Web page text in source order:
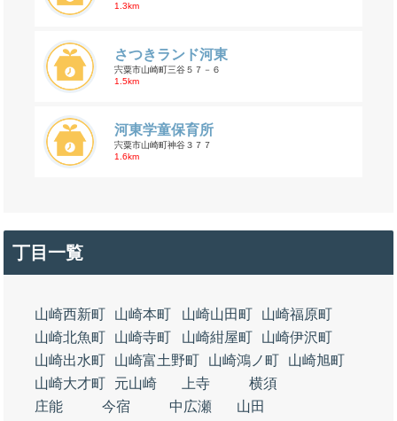
1.3km
さつきランド河東
宍粟市山崎町三谷５７－６
1.5km
河東学童保育所
宍粟市山崎町神谷３７７
1.6km
丁目一覧
山崎西新町 山崎本町 山崎山田町
山崎福原町
山崎北魚町
山崎寺町 山崎紺屋町
山崎伊沢町
山崎出水町
山崎富土野町 山崎鴻ノ町
山崎旭町
山崎大才町
元山崎 上寺
横須
庄能
今宿 中広瀬
山田